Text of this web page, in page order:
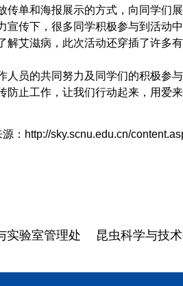
传单和海报展示的方式，向同学们
宣传下，很多同学积极参与到活动
解艾滋病，此次活动还穿插了许多
人员的共同努力及同学们的积极参与
防止工作 ，让我们行动起来，用爱
源：http://sky.scnu.edu.cn/
实验室管理处 昆虫科学与技